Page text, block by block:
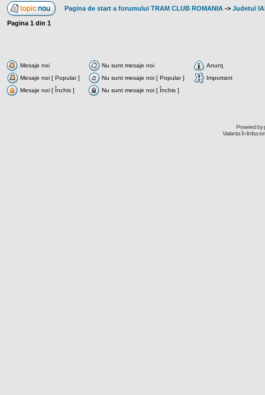
Pagina de start a forumului TRAM CLUB ROMANIA -> Judetul
Pagina 1 din 1
Mesaje noi Nu sunt mesaje noi
Anunţ
Mesaje noi [ Popular ]
Nu sunt mesaje noi [ Popular ]
Important
Mesaje noi [ Închis ]
Nu sunt mesaje noi [ Închis ]
Powered by
Varianta în limba